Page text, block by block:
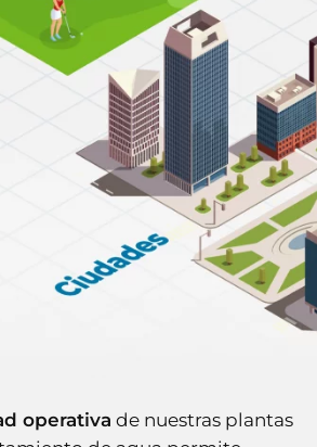
operativa de nuestras plantas